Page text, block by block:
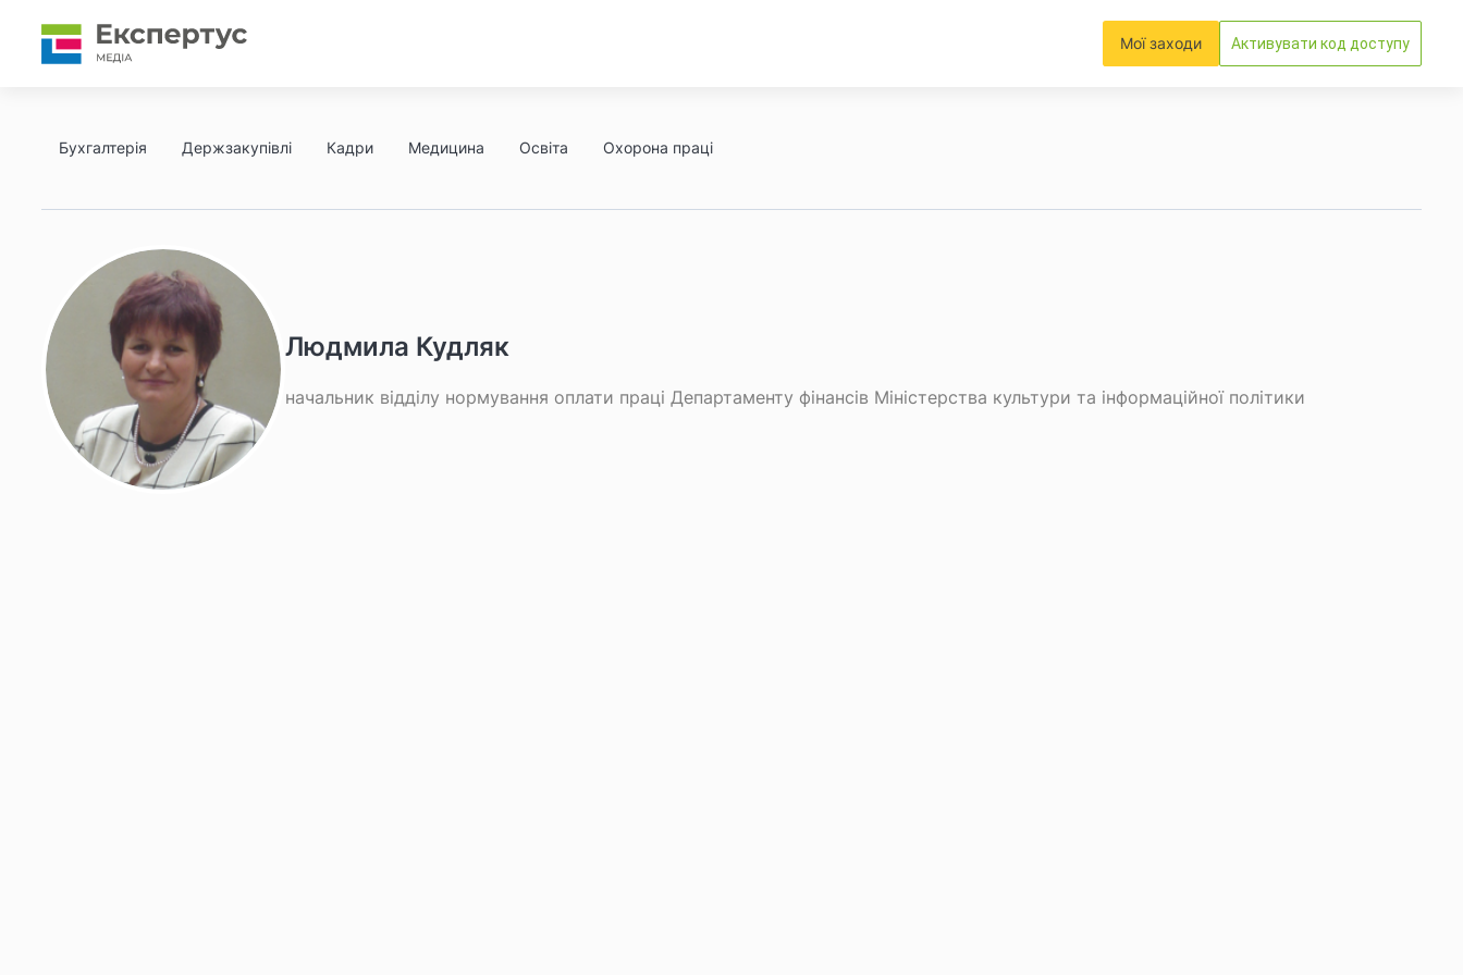
Мої заходи Активувати код доступу
Бухгалтерія Держзакупівлі Кадри Медицина Освіта Охорона праці
Людмила Кудляк
начальник відділу нормування оплати праці Департаменту фінансів Міністерства культури та інформаційної політики